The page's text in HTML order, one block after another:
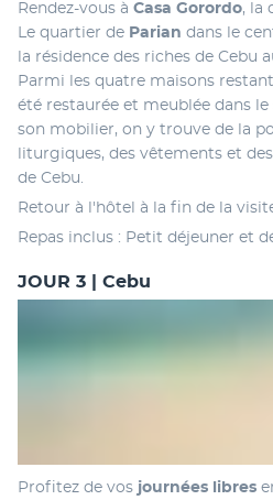
Rendez-vous à Casa Gorordo, la
Le quartier de Parian dans le
la résidence des riches de Cebu
Parmi les quatre maisons
été restaurée et meublée dans
son mobilier, on y trouve de la
liturgiques, des vêtements et
de Cebu.
Retour à l'hôtel à la fin de la
Repas inclus : Petit déjeuner et
JOUR 3 | Cebu
Profitez de vos journées libres